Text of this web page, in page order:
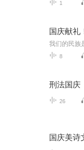
1
国庆献礼
8
刑法国庆
26
国庆美诗